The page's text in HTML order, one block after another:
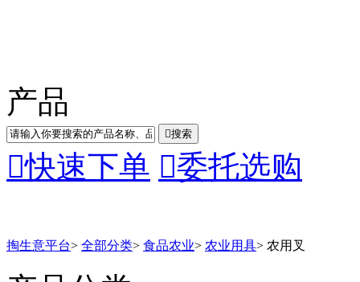
产品
搜索
快速下单 委托选购
掏生意平台> 全部分类> 食品农业> 农业用具> 农用叉